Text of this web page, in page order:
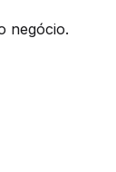
negócio.